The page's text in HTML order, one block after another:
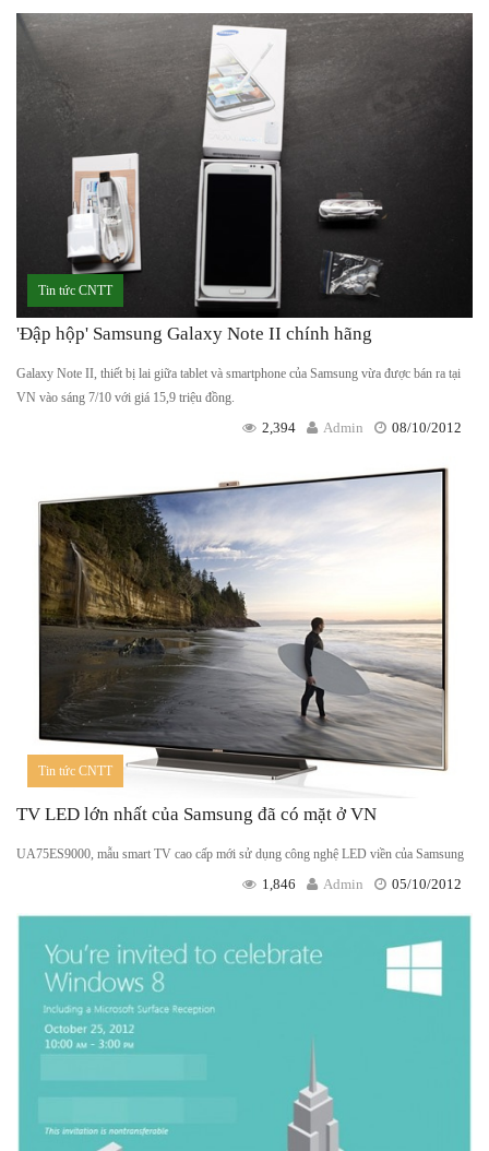
Tin tức CNTT
'Đập hộp' Samsung Galaxy Note II chính hãng
Galaxy Note II, thiết bị lai giữa tablet và smartphone của Samsung vừa được bán ra tại
VN vào sáng 7/10 với giá 15,9 triệu đồng.
08/10/2012
Admin
2,394
Tin tức CNTT
TV LED lớn nhất của Samsung đã có mặt ở VN
UA75ES9000, mẫu smart TV cao cấp mới sử dụng công nghệ LED viền của Samsung
05/10/2012
Admin
1,846